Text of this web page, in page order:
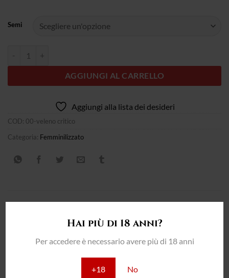
Hai più di 18 anni?
Per accedere è necessario avere più di 18 anni
+18 No
Semi
AGGIUNGI AL CARRELLO
Aggiungi alla lista dei desideri
COD: 00-veleno critico
Categoria: Femminilizzato
INFORMAZIONI AGGIUNTIVE